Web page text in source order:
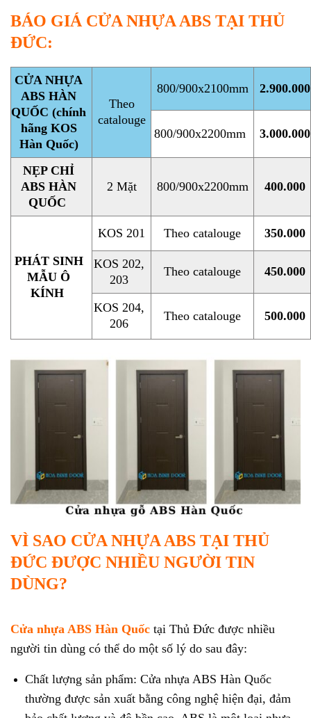
BÁO GIÁ CỬA NHỰA ABS TẠI THỦ
ĐỨC:
CỬA NHỰA
ABS HÀN
QUỐC(chính
hãng KOS
Hàn Quốc)
Theo
catalouge
800/900x2100mm 2.900.000
800/900x2200mm 3.000.000
NẸP CHỈ
ABS HÀN
QUỐC
2 Mặt 800/900x2200mm 400.000
PHÁT SINH
MẪU Ô
KÍNH
KOS 201 Theo catalouge 350.000
KOS 202,
203
Theo catalouge 450.000
KOS 204,
206
Theo catalouge 500.000
VÌ SAO CỬA NHỰA ABS TẠI THỦ
ĐỨC ĐƯỢC NHIỀU NGƯỜI TIN
DÙNG?
Cửa nhựa ABS Hàn Quốc tại Thủ Đức được nhiều
người tin dùng có thể do một số lý do sau đây:
Chất lượng sản phẩm: Cửa nhựa ABS Hàn Quốc
thường được sản xuất bằng công nghệ hiện đại, đảm